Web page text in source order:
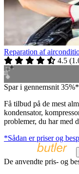
Reparation af
4.5 (
Spar i gennemsnit 35%*
Få tilbud på de mest
kondensator,
problemer, du har med
*Sådan er priser og
De anvendte pris- og